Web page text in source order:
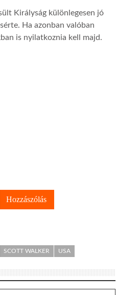
Királyság különlegesen jó
Ha azonban valóban
is nyilatkoznia kell majd.
Hozzászólás
SCOTT WALKER USA